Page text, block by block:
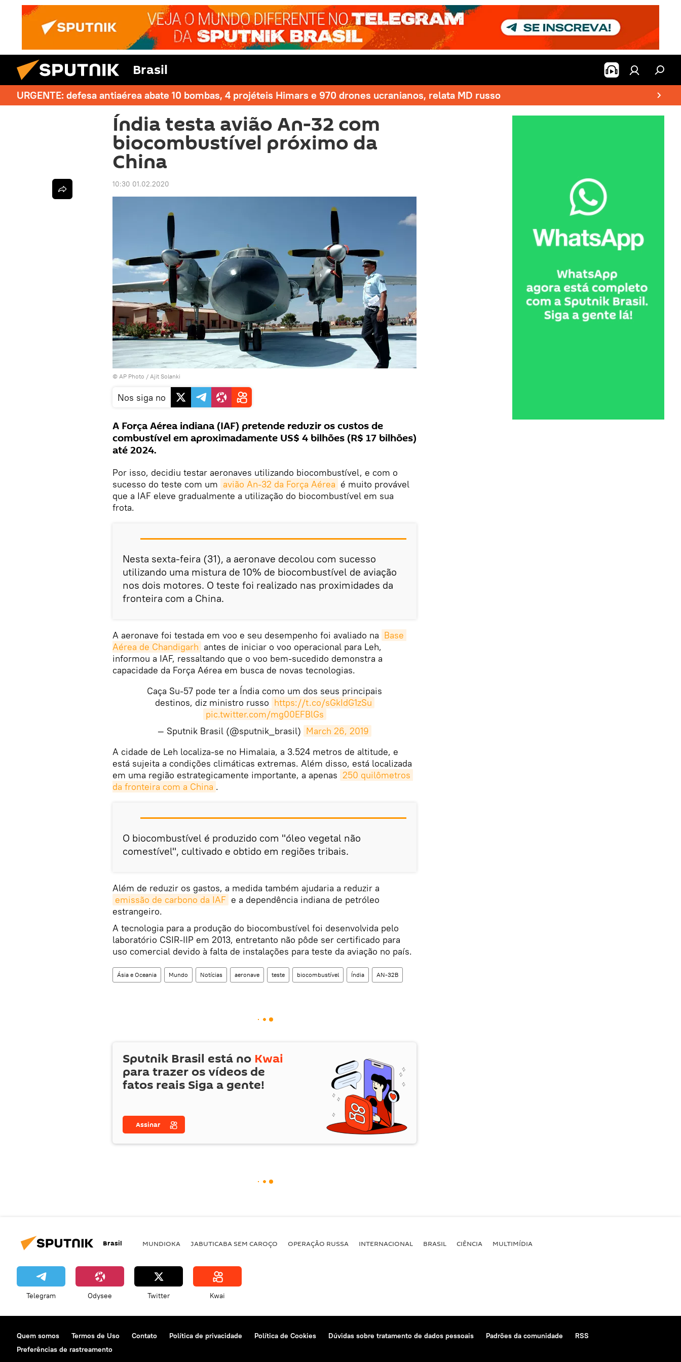
Brasil
URGENTE: defesa antiaérea abate 10 bombas, 4 projéteis Himars e 970 drones ucranianos, relata MD russo
Índia testa avião An-32 com
biocombustível próximo da
China
10:30 01.02.2020
© AP Photo / Ajit Solanki
Nos siga no
A Força Aérea indiana (IAF) pretende reduzir os custos de
combustível em aproximadamente US$ 4 bilhões (R$ 17 bilhões)
até 2024.
Por isso, decidiu testar aeronaves utilizando biocombustível, e com o
sucesso do teste com um avião An-32 da Força Aérea é muito provável
que a IAF eleve gradualmente a utilização do biocombustível em sua
frota.
Nesta sexta-feira (31), a aeronave decolou com sucesso
utilizando uma mistura de 10% de biocombustível de aviação
nos dois motores. O teste foi realizado nas proximidades da
fronteira com a China.
A aeronave foi testada em voo e seu desempenho foi avaliado na Base
Aérea de Chandigarh antes de iniciar o voo operacional para Leh,
informou a IAF, ressaltando que o voo bem-sucedido demonstra a
capacidade da Força Aérea em busca de novas tecnologias.
Caça Su-57 pode ter a Índia como um dos seus principais
destinos, diz ministro russo https://t.co/sGkIdG1zSu
pic.twitter.com/mg00EFBlGs
— Sputnik Brasil (@sputnik_brasil) March 26, 2019
A cidade de Leh localiza-se no Himalaia, a 3.524 metros de altitude, e
está sujeita a condições climáticas extremas. Além disso, está localizada
em uma região estrategicamente importante, a apenas 250 quilômetros
da fronteira com a China .
O biocombustível é produzido com "óleo vegetal não
comestível", cultivado e obtido em regiões tribais.
Além de reduzir os gastos, a medida também ajudaria a reduzir a
emissão de carbono da IAF e a dependência indiana de petróleo
estrangeiro.
A tecnologia para a produção do biocombustível foi desenvolvida pelo
laboratório CSIR-IIP em 2013, entretanto não pôde ser certificado para
uso comercial devido à falta de instalações para teste da aviação no país.
Ásia e Oceania Mundo Notícias aeronave teste biocombustível Índia AN-32B
Sputnik Brasil está no Kwai
para trazer os vídeos de
fatos reais Siga a gente!
Assinar
Brasil MUNDIOKA JABUTICABA SEM CAROÇO OPERAÇÃO RUSSA INTERNACIONAL BRASIL CIÊNCIA MULTIMÍDIA
Telegram Odysee Twitter Kwai
Quem somos Termos de Uso Contato Política de privacidade Política de Cookies Dúvidas sobre tratamento de dados pessoais Padrões da comunidade
RSS
Preferências de rastreamento